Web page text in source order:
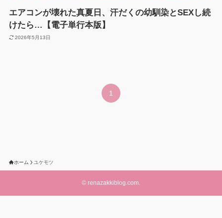
エアコンが壊れた真夏日、汗だくの幼馴染とSEXし続
けたら…【電子単行本版】
2026年5月13日
1
ホーム ユケモツ
© renazakkiblog.com.